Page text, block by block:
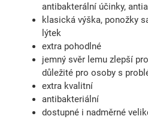
antibakterální účinky,
klasická výška, ponožky
lýtek
extra pohodlné
jemný svěr lemu zlepší
důležité pro osoby s
extra kvalitní
antibakteriální
dostupné i nadměrné